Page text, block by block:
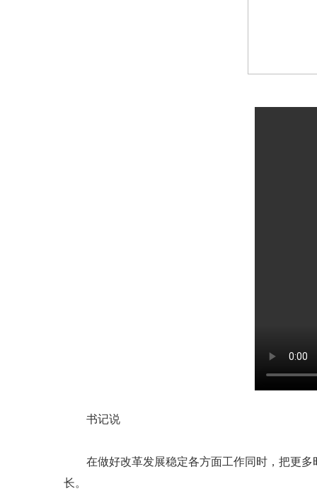
书记说
在做好改革发展稳定各方面工作同时，把更多
长。